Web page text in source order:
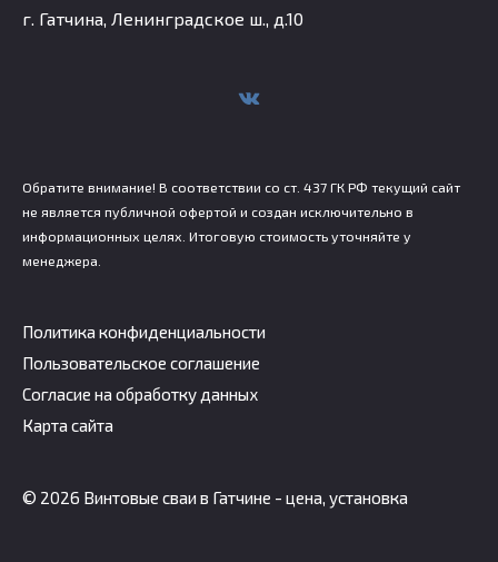
г. Гатчина, Ленинградское ш., д.10
Обратите внимание! В соответствии со ст. 437 ГК РФ текущий сайт
не является публичной офертой и создан исключительно в
информационных целях. Итоговую стоимость уточняйте у
менеджера.
Политика конфиденциальности
Пользовательское соглашение
Согласие на обработку данных
Карта сайта
© 2026 Винтовые сваи в Гатчине - цена, установка